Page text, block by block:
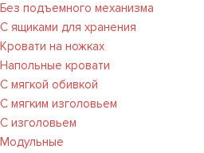
Без подъемного механизма
С ящиками для хранения
Кровати на ножках
Напольные кровати
С мягкой обивкой
С мягким изголовьем
С изголовьем
Модульные